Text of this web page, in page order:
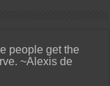
people get the
~Alexis de